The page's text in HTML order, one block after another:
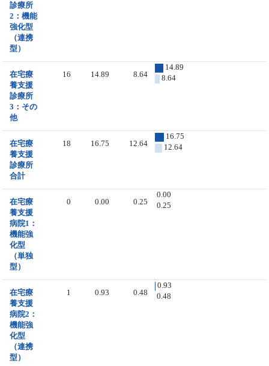
診療所
2：機能
強化型
（連携
型）
在宅療
養支援
診療所
3：その
他
16 14.89 8.64
14.89
8.64
在宅療
養支援
診療所
合計
18 16.75 12.64
16.75
12.64
在宅療
養支援
病院1：
機能強
化型
（単独
型）
0 0.00 0.25
0.00
0.25
在宅療
養支援
病院2：
機能強
化型
（連携
型）
1 0.93 0.48
0.93
0.48